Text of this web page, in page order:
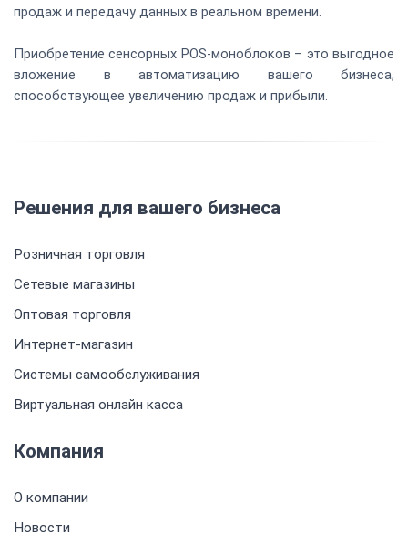
продаж и передачу данных в реальном времени.
Приобретение сенсорных POS-моноблоков – это выгодное
вложение в автоматизацию вашего бизнеса,
способствующее увеличению продаж и прибыли.
Решения для вашего бизнеса
Розничная торговля
Сетевые магазины
Оптовая торговля
Интернет-магазин
Системы самообслуживания
Виртуальная онлайн касса
Компания
О компании
Новости